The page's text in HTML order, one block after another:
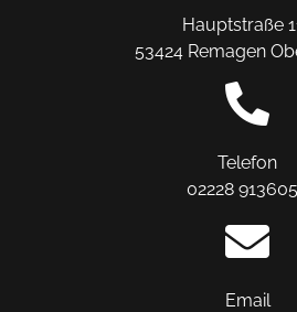
Hauptstraße
53424 Remagen
Telefon
02228
Email